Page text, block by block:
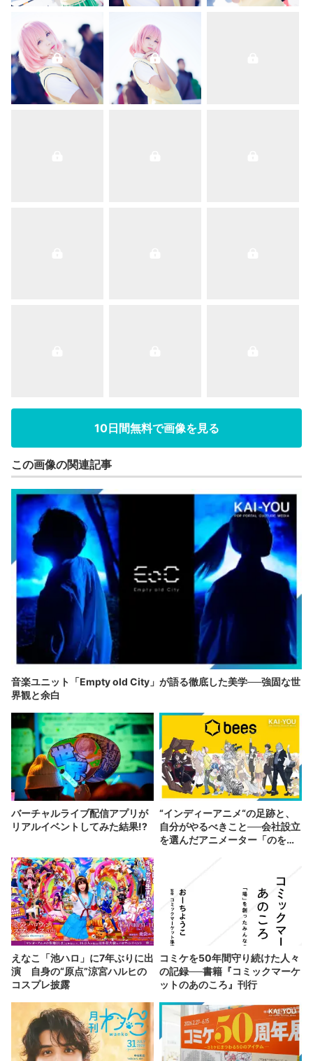
10日間無料で画像を見る
この画像の関連記事
音楽ユニット「Empty old City」が語る徹底した美学──強固な世
界観と余白
バーチャルライブ配信アプリが
リアルイベントしてみた結果!?
“インディーアニメ“の足跡と、
自分がやるべきこと──会社設立
を選んだアニメーター「のを
えなこ「池ハロ」に7年ぶりに出
演 自身の“原点”涼宮ハルヒの
コスプレ披露
コミケを50年間守り続けた人々
の記録──書籍『コミックマーケ
ットのあのころ』刊行